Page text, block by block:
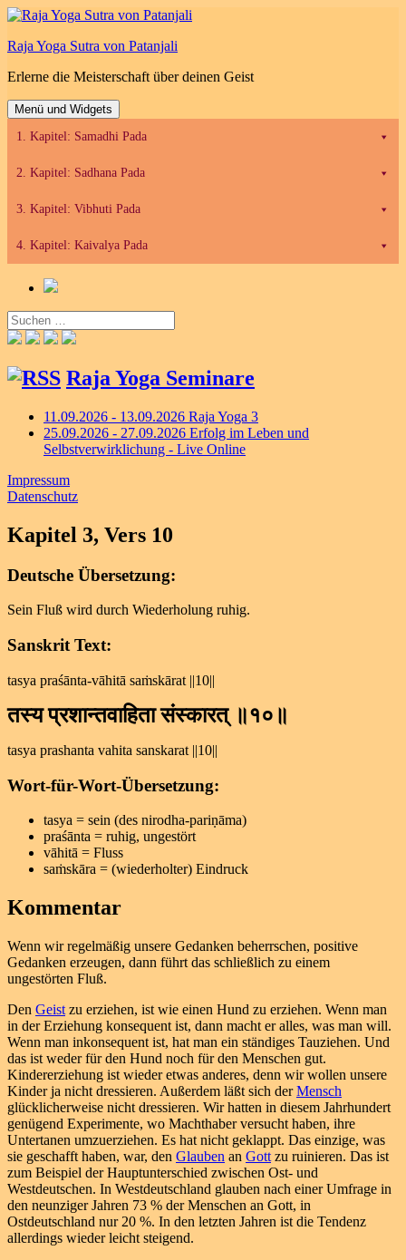
Zum
springen
Raja Yoga Sutra von Patanjali
Erlerne die Meisterschaft über deinen Geist
Menü und Widgets
1. Kapitel: Samadhi Pada
2. Kapitel: Sadhana Pada
3. Kapitel: Vibhuti Pada
4. Kapitel: Kaivalya Pada
Suchen
nach:
Raja Yoga Seminare
11.09.2026 - 13.09.2026 Raja Yoga 3
25.09.2026 - 27.09.2026 Erfolg im Leben und
Selbstverwirklichung - Live Online
Impressum
Datenschutz
Kapitel 3, Vers 10
Deutsche Übersetzung:
Sein Fluß wird durch Wiederholung ruhig.
Sanskrit Text:
tasya praśānta-vāhitā saṁskārat ||10||
तस्य प्रशान्तवाहिता संस्कारत् ॥१०॥
tasya prashanta vahita sanskarat ||10||
Wort-für-Wort-Übersetzung:
tasya = sein (des nirodha-pariṇāma)
praśānta = ruhig, ungestört
vāhitā = Fluss
saṁskāra = (wiederholter) Eindruck
Kommentar
Wenn wir regelmäßig unsere Gedanken beherrschen, positive
Gedanken erzeugen, dann führt das schließlich zu einem
ungestörten Fluß.
Den Geist zu erziehen, ist wie einen Hund zu erziehen. Wenn man
in der Erziehung konsequent ist, dann macht er alles, was man will.
Wenn man inkonsequent ist, hat man ein ständiges Tauziehen. Und
das ist weder für den Hund noch für den Menschen gut.
Kindererziehung ist wieder etwas anderes, denn wir wollen unsere
Kinder ja nicht dressieren. Außerdem läßt sich derMensch
glücklicherweise nicht dressieren. Wir hatten in diesem Jahrhundert
genügend Experimente, wo Machthaber versucht haben, ihre
Untertanen umzuerziehen. Es hat nicht geklappt. Das einzige, was
sie geschafft haben, war, den Glauben an Gott zu ruinieren. Das ist
zum Beispiel der Hauptunterschied zwischen Ost- und
Westdeutschen. In Westdeutschland glauben nach einer Umfrage in
den neunziger Jahren 73 % der Menschen an Gott, in
Ostdeutschland nur 20 %. In den letzten Jahren ist die Tendenz
allerdings wieder leicht steigend.